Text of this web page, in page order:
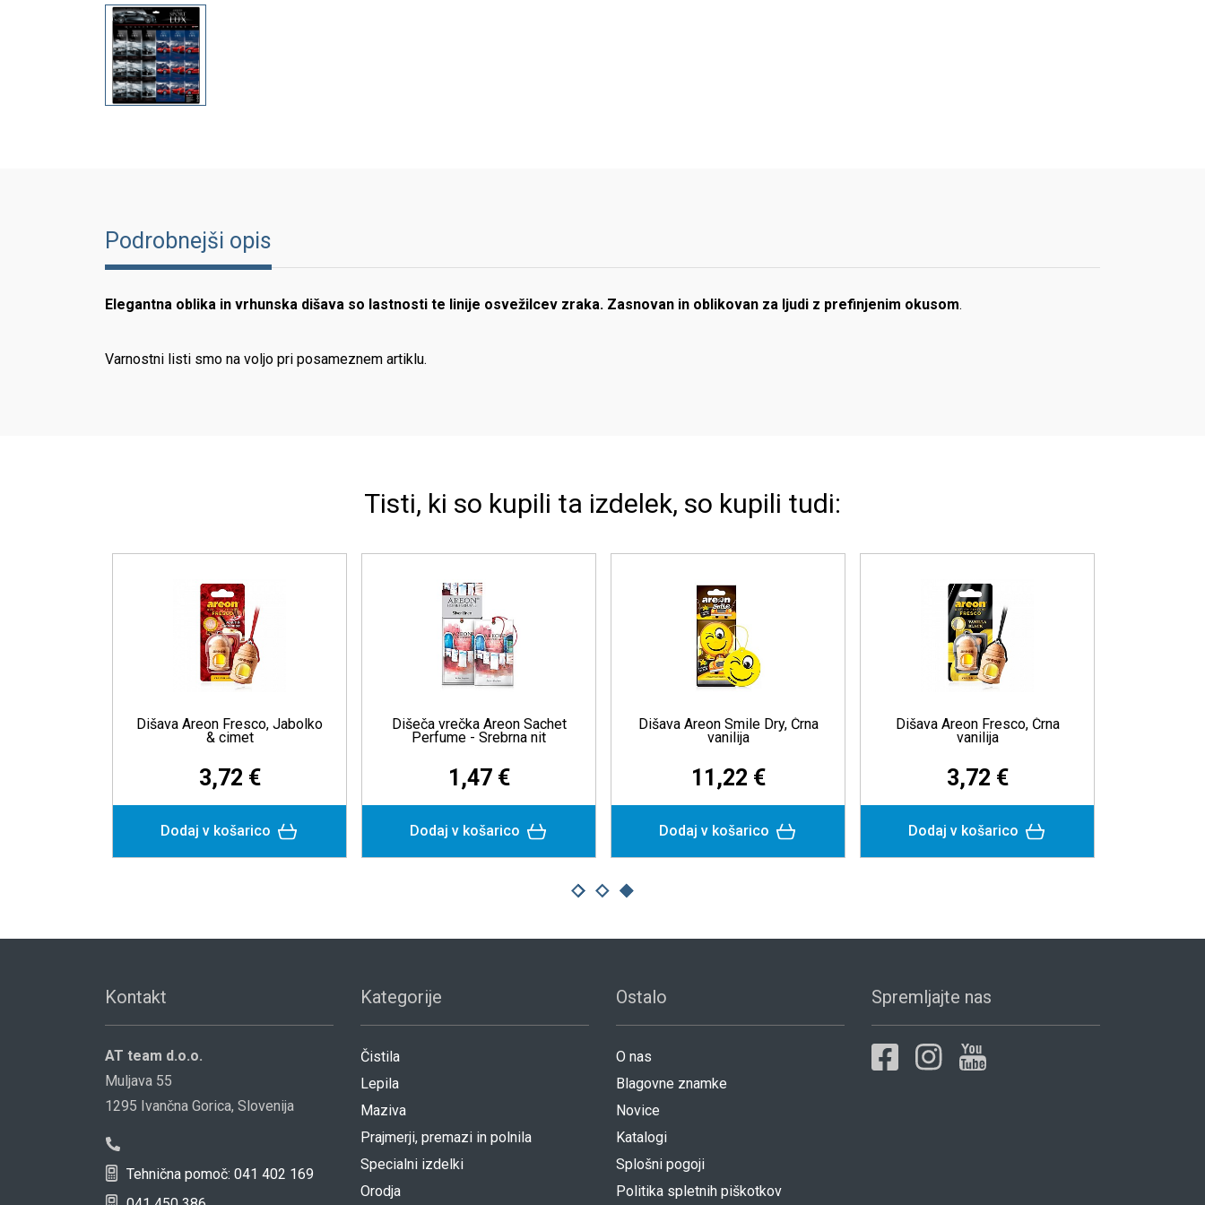
Podrobnejši opis
Elegantna oblika in vrhunska dišava so lastnosti te linije osvežilcev zraka. Zasnovan in oblikovan za ljudi z prefinjenim okusom.
Varnostni listi smo na voljo pri posameznem artiklu.
Tisti, ki so kupili ta izdelek, so kupili tudi:
Dišava Areon Smile Dry, Črna
Dodaj v košarico
Dišava Areon Fresco, Črna
Dodaj v košarico
Dišeča vrečka Areon Sachet
Perfume - Nordijski gozd
Dodaj v košarico
Dišava Areon Pearls, Kokos
Dodaj v košarico
Dišava Areon Fresh
Kontakt
AT team d.o.o.
Muljava 55
1295 Ivančna Gorica, Slovenija
Tehnična pomoč: 041 402 169
Kategorije
Čistila
Lepila
Maziva
Prajmerji, premazi in polnila
Specialni izdelki
Orodja
Ostalo
O nas
Blagovne znamke
Novice
Katalogi
Splošni pogoji
Politika spletnih piškotkov
Spremljajte nas